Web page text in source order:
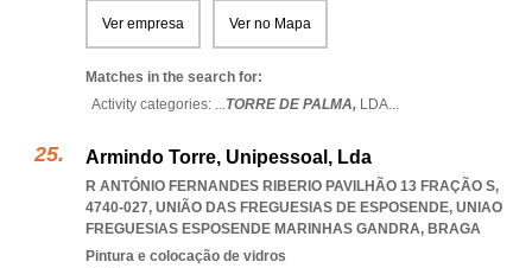
Ver empresa Ver no Mapa
Matches in the search for:
Activity categories: ...TORRE DE PALMA, LDA...
Armindo Torre, Unipessoal, Lda
R ANTÓNIO FERNANDES RIBERIO PAVILHÃO 13 FRAÇÃO S,
4740-027, UNIÃO DAS FREGUESIAS DE ESPOSENDE, UNIAO
FREGUESIAS ESPOSENDE MARINHAS GANDRA, BRAGA
Pintura e colocação de vidros